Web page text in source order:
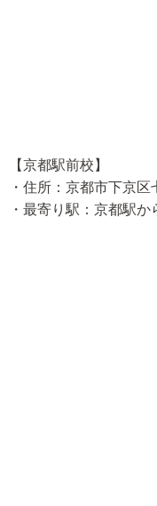
【京都駅前校】
・住所：京都市下京
・最寄り駅：京都駅